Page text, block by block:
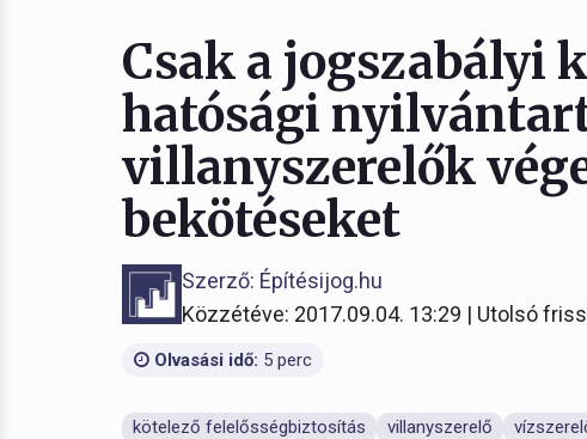
Csak a jogszabályi
hatósági
villanyszerelők
bekötéseket
Szerző: Építésijog.hu
Közzétéve: 2017.09.04. 13:29 | Utolsó
Olvasási idő: 5 perc
kötelező felelősségbiztosítás villanyszerelő